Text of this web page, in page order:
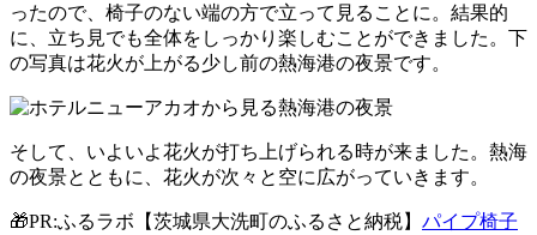
ったので、椅子のない端の方で立って見ることに。結果的
に、立ち見でも全体をしっかり楽しむことができました。下
の写真は花火が上がる少し前の熱海港の夜景です。
そして、いよいよ花火が打ち上げられる時が来ました。熱海
の夜景とともに、花火が次々と空に広がっていきます。
🎁PR:ふるラボ【茨城県大洗町のふるさと納税】 パイプ椅子